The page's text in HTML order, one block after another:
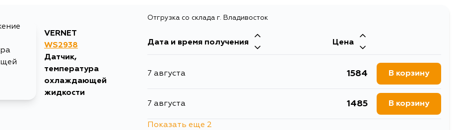
10 августа
12 августа 2661
15 августа 1991 В корзину
VERNET
WS2938
Датчик,
температура
охлаждающей
жидкости
Отгрузка со склада г. Владивосток
Дата и время получения Цена
7 августа 1584 В корзину
7 августа 1485 В корзину
Показать еще 2